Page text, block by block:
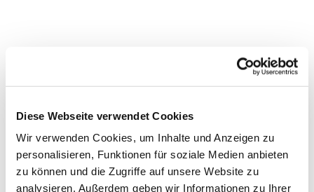
Diese Webseite verwendet Cookies
Wir verwenden Cookies, um Inhalte und Anzeigen zu
personalisieren, Funktionen für soziale Medien anbieten
zu können und die Zugriffe auf unsere Website zu
analysieren. Außerdem geben wir Informationen zu Ihrer